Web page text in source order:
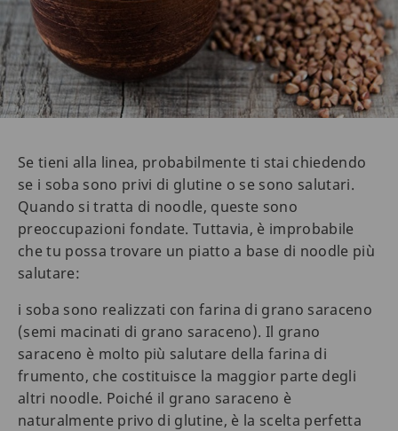
Se tieni alla linea, probabilmente ti stai chiedendo
se i soba sono privi di glutine o se sono salutari.
Quando si tratta di noodle, queste sono
preoccupazioni fondate. Tuttavia, è improbabile
che tu possa trovare un piatto a base di noodle più
salutare:
i soba sono realizzati con farina di grano saraceno
(semi macinati di grano saraceno). Il grano
saraceno è molto più salutare della farina di
frumento, che costituisce la maggior parte degli
altri noodle. Poiché il grano saraceno è
naturalmente privo di glutine, è la scelta perfetta